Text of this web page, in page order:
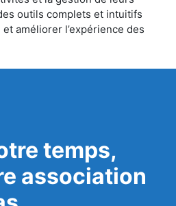
outils complets et intuitifs
améliorer l’expérience des
temps,
association